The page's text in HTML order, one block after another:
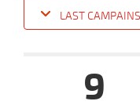
LAST CAMPAINS
9